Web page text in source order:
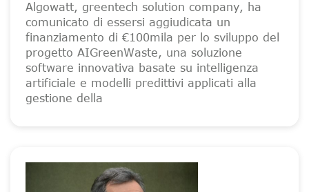
Algowatt, greentech solution company, ha
comunicato di essersi aggiudicata un
finanziamento di €100mila per lo sviluppo del
progetto AIGreenWaste, una soluzione
software innovativa basate su intelligenza
artificiale e modelli predittivi applicati alla
gestione della